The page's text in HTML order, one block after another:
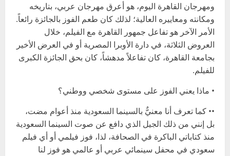
ومهرجان القاهرة اليوم، هو أعرق مهرجان عربي، بتاريخه
ومكانته ومعاييره العالية؛ لذلك كان طعم الفوز بالجائزة رائعاً.
الأمر الآخر هو تفاعل جمهور القاهرة مع الفيلم، خلال
العروض الثلاثة، في دارة الأوبرا المصرية أو في العرض الأخير
بجامعة القاهرة، كان تفاعلاً مدهشاً، كان بحق الجائزة الكبرى
للفيلم.
• ماذا يعني الفوز على مستوى شخصي ووطني؟
•• كما تعرف أنا معنيٌّ بالسينما السعودية منذ أعوام مضت،
بل إنني من ذلك الجيل الذي دافع عن صوت السينما السعودية
منذ كتاباتي الباكرة في الصحافة، لذا، فوز فيلمي أو أي فيلم
سعودي في محفل سينمائي عربي أو عالمي هو فوز لنا